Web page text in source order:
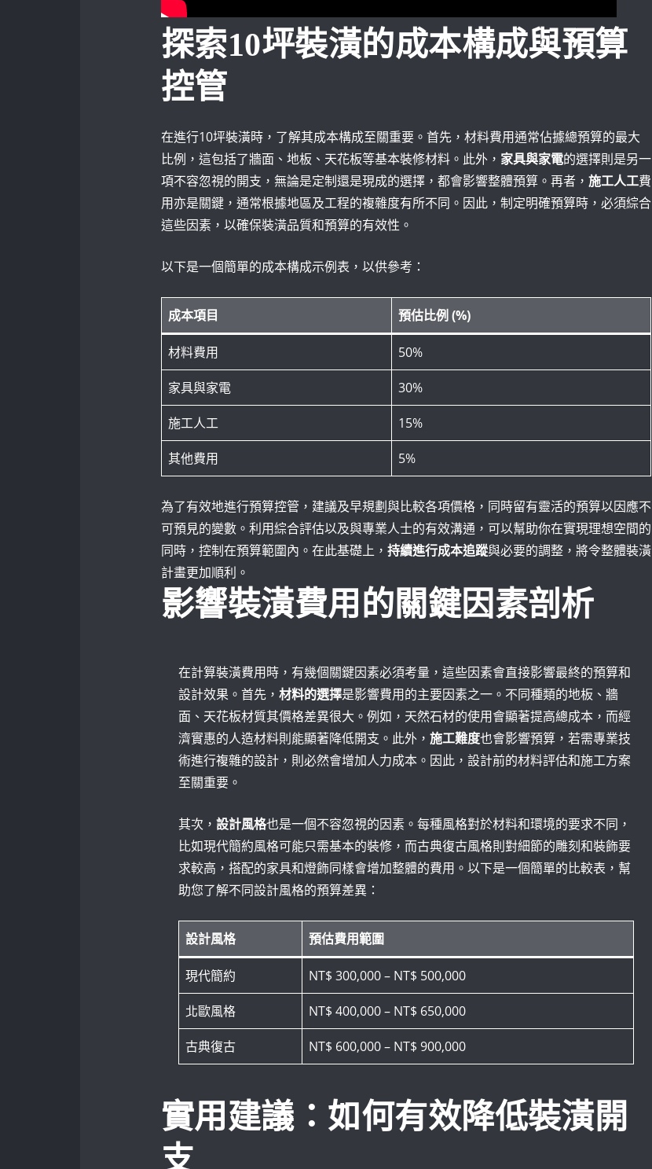
探索10坪裝潢的成本構成與預算
控管
在進行10坪裝潢時，了解其成本構成至關重要。首先，材料費用通常佔據總預算的最大
比例，這包括了牆面、地板、天花板等基本裝修材料。此外， 家具與家電的選擇則是另一
項不容忽視的開支，無論是定制還是現成的選擇，都會影響整體預算。再者， 施工人工費
用亦是關鍵，通常根據地區及工程的複雜度有所不同。因此，制定明確預算時，必須綜合
這些因素，以確保裝潢品質和預算的有效性。
以下是一個簡單的成本構成示例表，以供參考：
成本項目 預估比例 (%)
材料費用 50%
家具與家電 30%
施工人工 15%
其他費用 5%
為了有效地進行預算控管，建議及早規劃與比較各項價格，同時留有靈活的預算以因應不
可預見的變數。利用綜合評估以及與專業人士的有效溝通，可以幫助你在實現理想空間的
同時，控制在預算範圍內。在此基礎上， 持續進行成本追蹤與必要的調整，將令整體裝潢
計畫更加順利。
影響裝潢費用的關鍵因素剖析
在計算裝潢費用時，有幾個關鍵因素必須考量，這些因素會直接影響最終的預算和
設計效果。首先， 材料的選擇是影響費用的主要因素之一。不同種類的地板、牆
面、天花板材質其價格差異很大。例如，天然石材的使用會顯著提高總成本，而經
濟實惠的人造材料則能顯著降低開支。此外， 施工難度也會影響預算，若需專業技
術進行複雜的設計，則必然會增加人力成本。因此，設計前的材料評估和施工方案
至關重要。
其次， 設計風格也是一個不容忽視的因素。每種風格對於材料和環境的要求不同，
比如現代簡約風格可能只需基本的裝修，而古典復古風格則對細節的雕刻和裝飾要
求較高，搭配的家具和燈飾同樣會增加整體的費用。以下是一個簡單的比較表，幫
助您了解不同設計風格的預算差異：
設計風格 預估費用範圍
現代簡約 NT$ 300,000 – NT$ ​500,000
北歐風格 NT$ ‌400,000 – NT$⁢ 650,000
古典復古 NT$ 600,000 – NT$ 900,000
實用建議：如何有效降低裝潢開
支